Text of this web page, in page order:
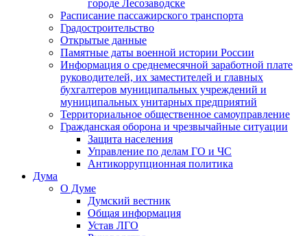
городе Лесозаводске
Расписание пассажирского транспорта
Градостроительство
Открытые данные
Памятные даты военной истории России
Информация о среднемесячной заработной плате
руководителей, их заместителей и главных
бухгалтеров муниципальных учреждений и
муниципальных унитарных предприятий
Территориальное общественное самоуправление
Гражданская оборона и чрезвычайные ситуации
Защита населения
Управление по делам ГО и ЧС
Антикоррупционная политика
Дума
О Думе
Думский вестник
Общая информация
Устав ЛГО